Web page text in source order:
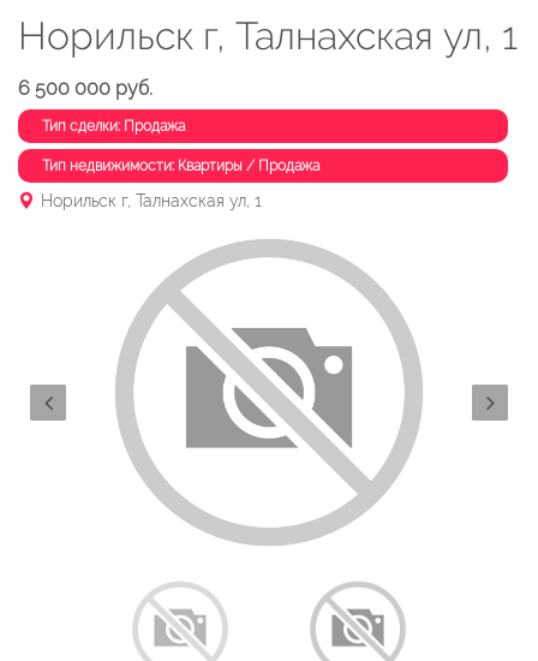
Норильск г, Талнахская ул, 1
6 500 000 руб.
Тип сделки: Продажа
Тип недвижимости: Квартиры / Продажа
Норильск г, Талнахская ул, 1